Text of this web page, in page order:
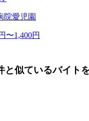
院愛児園
〜1,400円
と似ているバイト